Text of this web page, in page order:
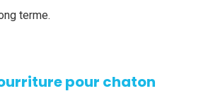
terme.
pour chaton